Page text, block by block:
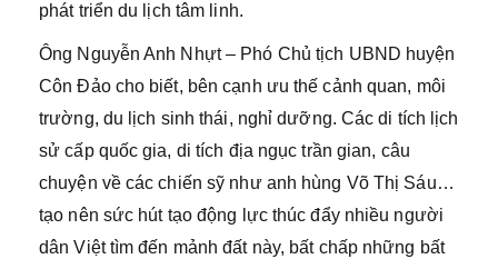
phát triển du lịch tâm linh.
Ông Nguyễn Anh Nhựt – Phó Chủ tịch UBND huyện
Côn Đảo cho biết, bên cạnh ưu thế cảnh quan, môi
trường, du lịch sinh thái, nghỉ dưỡng. Các di tích lịch
sử cấp quốc gia, di tích địa ngục trần gian, câu
chuyện về các chiến sỹ như anh hùng Võ Thị Sáu…
tạo nên sức hút tạo động lực thúc đẩy nhiều người
dân Việt tìm đến mảnh đất này, bất chấp những bất